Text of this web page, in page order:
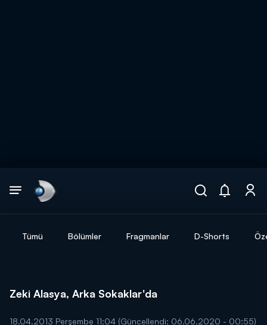
Tümü Bölümler Fragmanlar D-Shorts
Zeki Alasya, Arka Sokaklar'da
18.04.2013 Perşembe 11:04 (Güncellendi: 06.06.2020 - 00:55)